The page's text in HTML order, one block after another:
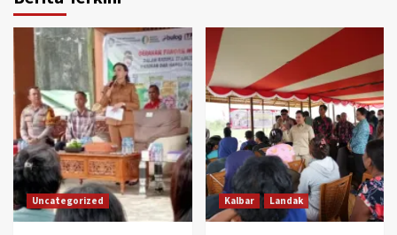
Uncategorized Kalbar Landak